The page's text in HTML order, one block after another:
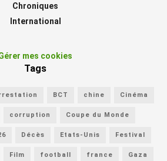
Chroniques
International
mes cookies
Tags
BCT chine Cinéma
corruption Coupe du Monde
Décès Etats-Unis Festival
Film football france Gaza